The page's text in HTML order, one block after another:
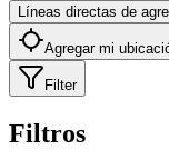
Líneas directas de
Agregar mi
Filter
Filtros